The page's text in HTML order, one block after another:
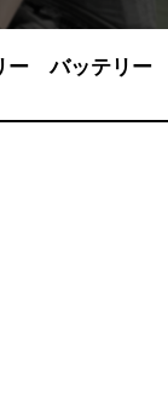
ー バッテリー